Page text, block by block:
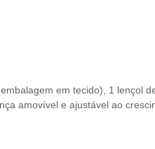
em tecido), 1 lençol
amovível e ajustável ao